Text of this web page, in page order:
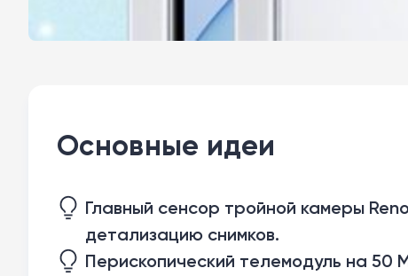
Основные идеи
Главный сенсор тройной камеры
детализацию снимков.
Перископический телемодуль на 50